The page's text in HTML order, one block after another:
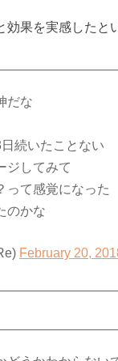
効果を実感したと
だな
続いたことない
ジしてみて
って感覚になった
のかな
February 20,